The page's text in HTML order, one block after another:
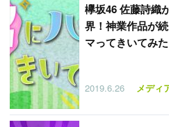
欅坂46 佐藤詩織
界！神業作品が
マってきいてみ
2019.6.26 メディ